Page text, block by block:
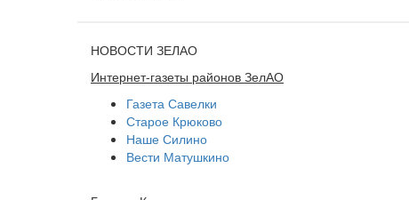
НОВОСТИ ЗЕЛАО
Интернет-газеты районов ЗелАО
Газета Савелки
Старое Крюково
Наше Силино
Вести Матушкино